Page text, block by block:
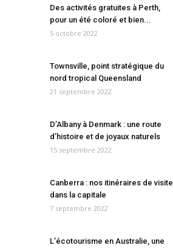
Des activités gratuites à Perth,
pour un été coloré et bien...
5 octobre 2022
Townsville, point stratégique du
nord tropical Queensland
21 septembre 2022
D’Albany à Denmark : une route
d’histoire et de joyaux naturels
15 septembre 2022
Canberra : nos itinéraires de visite
dans la capitale
7 septembre 2022
L’écotourisme en Australie, une